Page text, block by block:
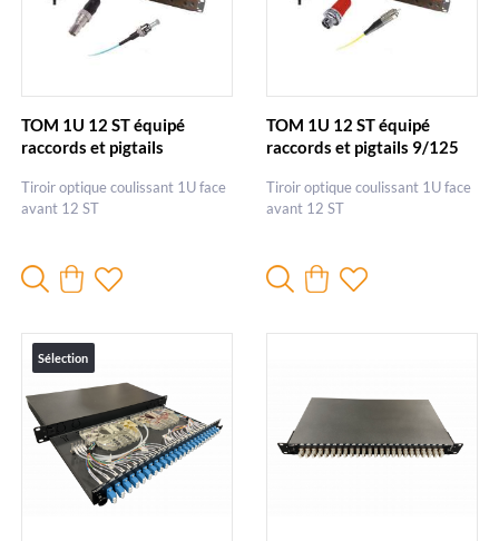
TOM 1U 12 ST équipé
raccords et pigtails
Tiroir optique coulissant 1U face
avant 12 ST
TOM 1U 12 ST équipé
raccords et pigtails 9/125
Tiroir optique coulissant 1U face
avant 12 ST
Sélection